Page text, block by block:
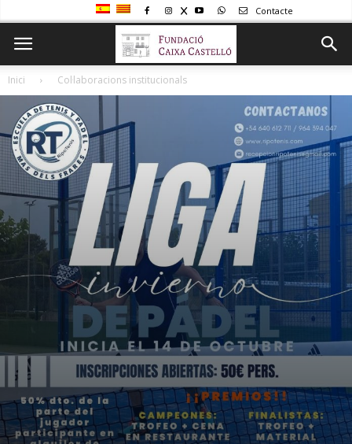
Contacte
Inici Col·laboracions institucionals